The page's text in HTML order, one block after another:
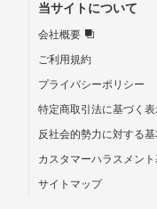
当サイトについて
会社概要
ご利用規約
プライバシーポリシー
特定商取引法に基づく
反社会的勢力に対する
カスタマーハラスメン
サイトマップ